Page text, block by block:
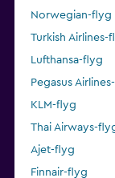
Norwegian-flyg
Turkish Airlines-
Lufthansa-flyg
Pegasus
KLM-flyg
Thai Airways-
Ajet-flyg
Finnair-flyg